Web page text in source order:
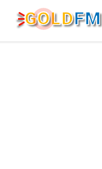
GOLDFM